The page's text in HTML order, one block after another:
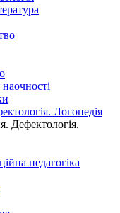
Логопедія
Дефектологія.
педагогіка